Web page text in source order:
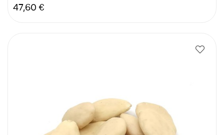
Precio
47,60 €